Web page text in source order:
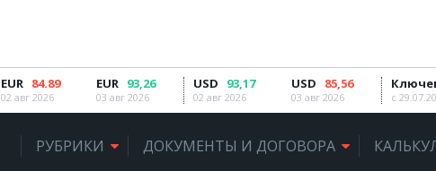
EUR 84.89
02 авг 2026
EUR 93,26
03 авг 2026
USD 93,17
02 авг 2026
USD 85,56
03 авг 2026 с
РУБРИКИ ДОКУМЕНТЫ И ДОГОВОРА